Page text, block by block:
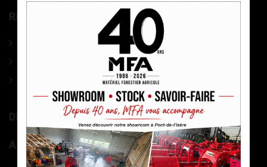
REMORQUE ET GRUES FORESTIÈRES
Ensemble Grues et Remorques forestières
Remorques à bois forestières
Grues de débardage forestières
DIVERS MATÉRIEL MARAÎCHAGE
ACCESSOIRES